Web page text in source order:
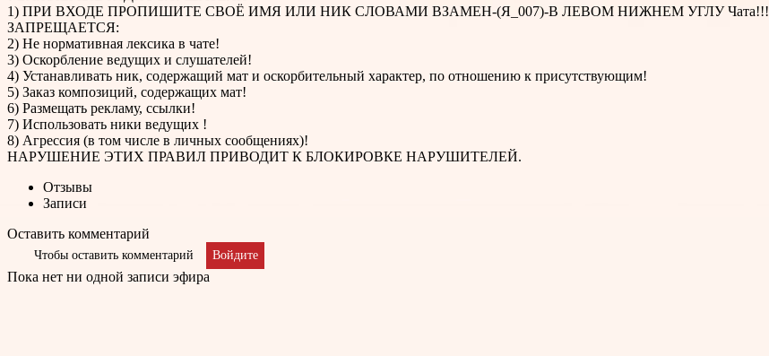
1) ПРИ ВХОДЕ ПРОПИШИТЕ СВОЁ ИМЯ ИЛИ НИК СЛОВАМИ ВЗАМЕН-(Я_007)-В ЛЕВОМ НИЖНЕМ УГЛУ Чата!!!
ЗАПРЕЩАЕТСЯ:
2) Не нормативная лексика в чате!
3) Оскорбление ведущих и слушателей!
4) Устанавливать ник, содержащий мат и оскорбительный характер, по отношению к присутствующим!
5) Заказ композиций, содержащих мат!
6) Размещать рекламу, ссылки!
7) Использовать ники ведущих !
8) Агрессия (в том числе в личных сообщениях)!
НАРУШЕНИЕ ЭТИХ ПРАВИЛ ПРИВОДИТ К БЛОКИРОВКЕ НАРУШИТЕЛЕЙ.
Отзывы
Записи
Оставить комментарий
Чтобы оставить комментарий Войдите
Пока нет ни одной записи эфира